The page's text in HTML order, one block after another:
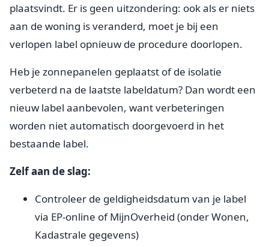
plaatsvindt. Er is geen uitzondering: ook als er niets
aan de woning is veranderd, moet je bij een
verlopen label opnieuw de procedure doorlopen.
Heb je zonnepanelen geplaatst of de isolatie
verbeterd na de laatste labeldatum? Dan wordt een
nieuw label aanbevolen, want verbeteringen
worden niet automatisch doorgevoerd in het
bestaande label.
Zelf aan de slag:
Controleer de geldigheidsdatum van je label
via EP-online of MijnOverheid (onder Wonen,
Kadastrale gegevens)